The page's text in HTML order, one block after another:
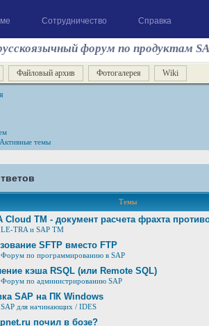
Сотрудничество Справка
форум по продуктам
Файловый архив Фотогалерея Wiki
Активные темы
Темы
Cloud TM - документ расчета фрахта
LE-TRA и SAP TM
SFTP вместо FTP
Форум по программированию в SAP
кэша RSQL (или Remote SQL)
Форум по администрированию SAP
SAP на ПК Windows
SAP для начинающих / IDES
почил в бозе?